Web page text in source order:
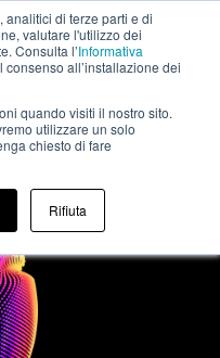
analitici di terze parti e di
valutare l'utilizzo dei
Consulta l’Informativa
consenso all’installazione dei
quando visiti il ​​nostro sito.
utilizzare un solo
chiesto di fare
Rifiuta